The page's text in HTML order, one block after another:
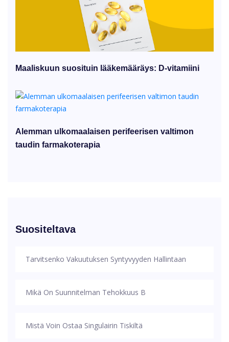
Maaliskuun suosituin lääkemääräys: D-vitamiini
Alemman ulkomaalaisen perifeerisen valtimon
taudin farmakoterapia
Suositeltava
Tarvitsenko Vakuutuksen Syntyvyyden Hallintaan
Mikä On Suunnitelman Tehokkuus B
Mistä Voin Ostaa Singulairin Tiskiltä